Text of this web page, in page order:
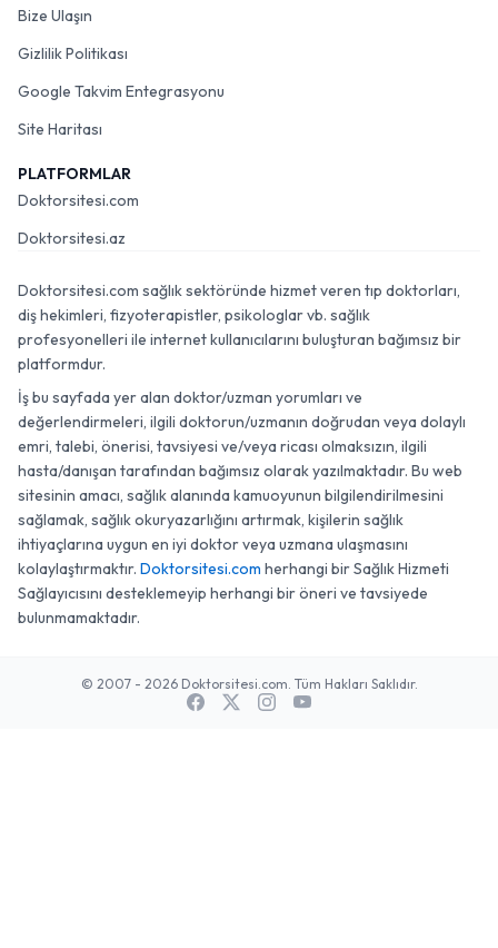
Bize Ulaşın
Gizlilik Politikası
Google Takvim Entegrasyonu
Site Haritası
PLATFORMLAR
Doktorsitesi.com
Doktorsitesi.az
Doktorsitesi.com sağlık sektöründe hizmet veren tıp doktorları,
diş hekimleri, fizyoterapistler, psikologlar vb. sağlık
profesyonelleri ile internet kullanıcılarını buluşturan bağımsız bir
platformdur.
İş bu sayfada yer alan doktor/uzman yorumları ve
değerlendirmeleri, ilgili doktorun/uzmanın doğrudan veya dolaylı
emri, talebi, önerisi, tavsiyesi ve/veya ricası olmaksızın, ilgili
hasta/danışan tarafından bağımsız olarak yazılmaktadır. Bu web
sitesinin amacı, sağlık alanında kamuoyunun bilgilendirilmesini
sağlamak, sağlık okuryazarlığını artırmak, kişilerin sağlık
ihtiyaçlarına uygun en iyi doktor veya uzmana ulaşmasını
kolaylaştırmaktır. Doktorsitesi.com herhangi bir Sağlık Hizmeti
Sağlayıcısını desteklemeyip herhangi bir öneri ve tavsiyede
bulunmamaktadır.
© 2007 - 2026 Doktorsitesi.com. Tüm Hakları Saklıdır.